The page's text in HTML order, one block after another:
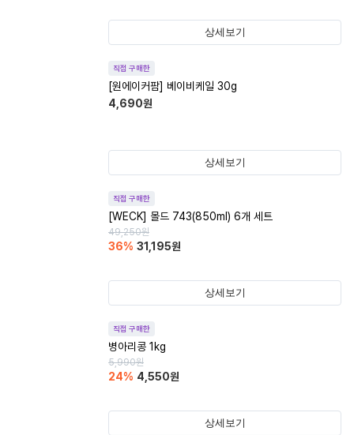
상세보기
직접 구매한
[원에이커팜] 베이비케일 30g
4,690원
상세보기
직접 구매한
[WECK] 몰드 743(850ml) 6개 세트
49,250원
36% 31,195원
상세보기
직접 구매한
병아리콩 1kg
5,990원
24% 4,550원
상세보기